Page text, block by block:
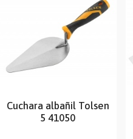
Cuchara albañil Tolsen
5 41050